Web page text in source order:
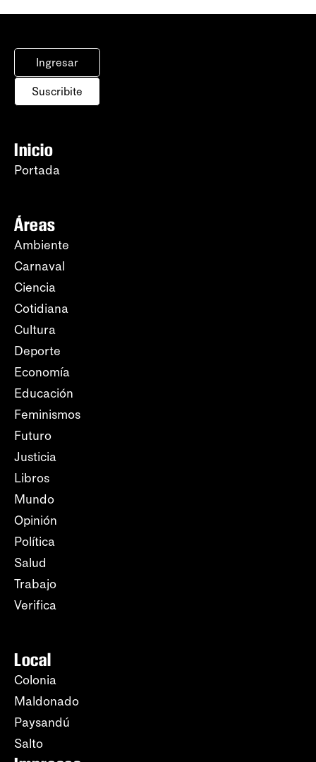
Ingresar
Suscribite
Inicio
Portada
Áreas
Ambiente
Carnaval
Ciencia
Cotidiana
Cultura
Deporte
Economía
Educación
Feminismos
Futuro
Justicia
Libros
Mundo
Opinión
Política
Salud
Trabajo
Verifica
Local
Colonia
Maldonado
Paysandú
Salto